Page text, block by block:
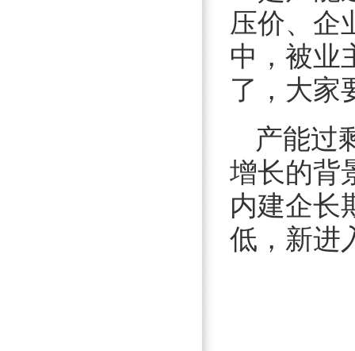
压价、企
中，被业
了，大家
产能过
增长的背
内建企长
低，新进